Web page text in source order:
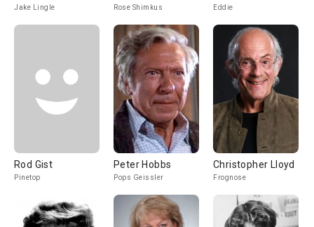
Jake Lingle Rose Shimkus Eddie
Rod Gist
Pinetop
Peter Hobbs
Pops Geissler
Christopher Lloyd
Frognose